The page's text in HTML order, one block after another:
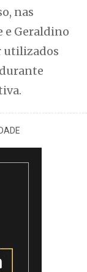
nas
e Geraldino
utilizados